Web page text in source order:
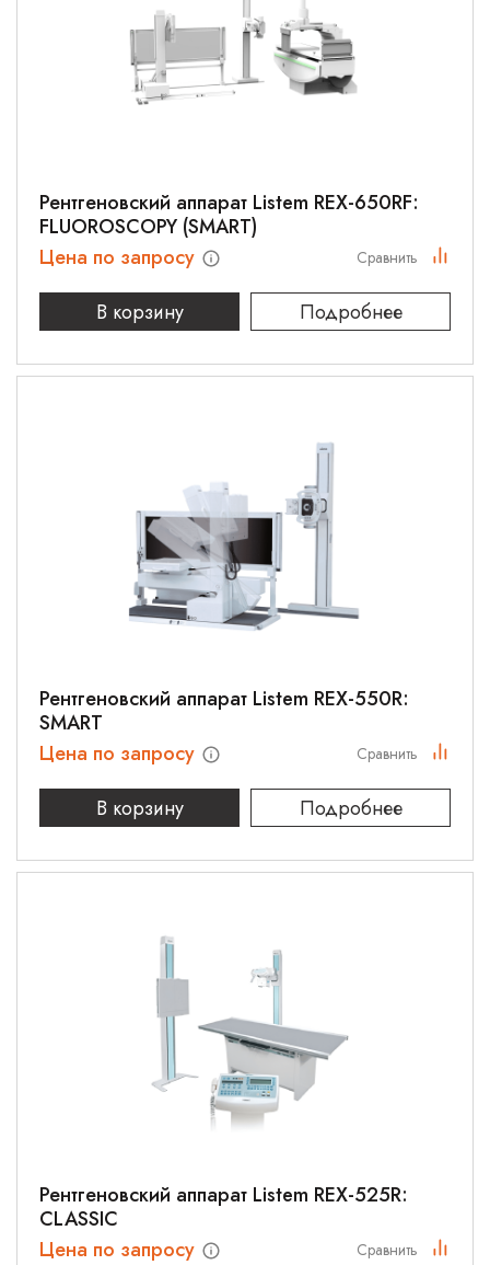
Рентгеновский аппарат Listem REX-650RF:
FLUOROSCOPY (SMART)
Цена по запросу
В корзину
Подробнее
Сравнить
Рентгеновский аппарат Listem REX-550R:
SMART
Цена по запросу
В корзину
Подробнее
Сравнить
Рентгеновский аппарат Listem REX-525R:
CLASSIC
Цена по запросу
Сравнить